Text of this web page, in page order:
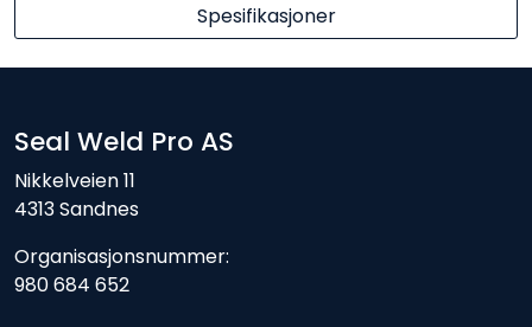
Spesifikasjoner
Seal Weld Pro AS
Nikkelveien 11
4313 Sandnes
Organisasjonsnummer:
980 684 652